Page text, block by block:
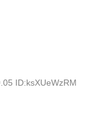
ID:ksXUeWzRM